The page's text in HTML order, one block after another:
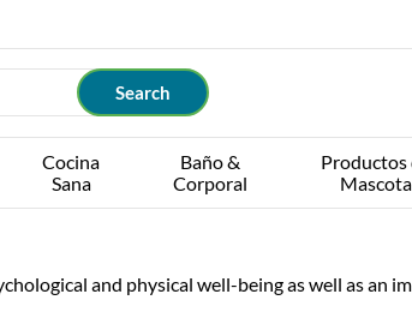
Cocina
Sana
Baño &
Corporal
Productos
Mascota
and physical well-being as well as an